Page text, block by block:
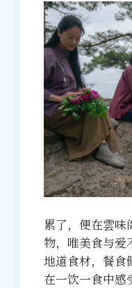
累了，便在雲味
物，唯美食与爱
地道食材，餐食
在一饮一食中感